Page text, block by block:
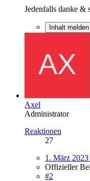
Jedenfalls danke &
Inhalt melden
Axel
Administrator
Reaktionen
27
1. März
Offizieller
#2